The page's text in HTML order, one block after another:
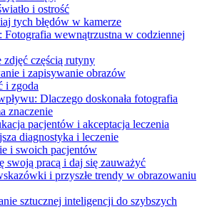
i ostrość
tych błędów w kamerze
Fotografia wewnątrzustna w codziennej
zdjęć częścią rutyny
i zapisywanie obrazów
i zgoda
Dlaczego doskonała fotografia
znaczenie
pacjentów i akceptacja leczenia
diagnostyka i leczenie
i swoich pacjentów
swoją pracą i daj się zauważyć
i przyszłe trendy w obrazowaniu
sztucznej inteligencji do szybszych